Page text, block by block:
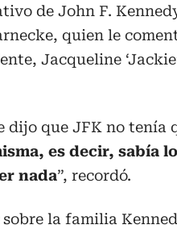
de John F.
quien le
Jacqueline
dijo que JFK no tenía
es decir, sabía
nada”, recordó.
sobre la familia